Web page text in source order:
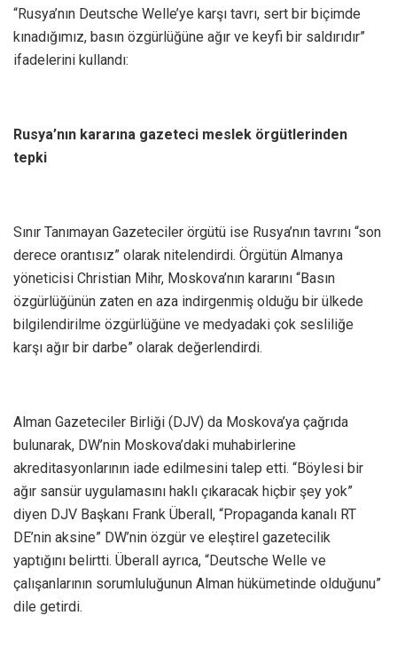
“Rusya’nın Deutsche Welle’ye karşı tavrı, sert bir biçimde
kınadığımız, basın özgürlüğüne ağır ve keyfi bir saldırıdır”
ifadelerini kullandı:
Rusya’nın kararına gazeteci meslek örgütlerinden
tepki
Sınır Tanımayan Gazeteciler örgütü ise Rusya’nın tavrını “son
derece orantısız” olarak nitelendirdi. Örgütün Almanya
yöneticisi Christian Mihr, Moskova’nın kararını “Basın
özgürlüğünün zaten en aza indirgenmiş olduğu bir ülkede
bilgilendirilme özgürlüğüne ve medyadaki çok sesliliğe
karşı ağır bir darbe” olarak değerlendirdi.
Alman Gazeteciler Birliği (DJV) da Moskova’ya çağrıda
bulunarak, DW’nin Moskova’daki muhabirlerine
akreditasyonlarının iade edilmesini talep etti. “Böylesi bir
ağır sansür uygulamasını haklı çıkaracak hiçbir şey yok”
diyen DJV Başkanı Frank Überall, “Propaganda kanalı RT
DE’nin aksine” DW’nin özgür ve eleştirel gazetecilik
yaptığını belirtti. Überall ayrıca, “Deutsche Welle ve
çalışanlarının sorumluluğunun Alman hükümetinde olduğunu”
dile getirdi.